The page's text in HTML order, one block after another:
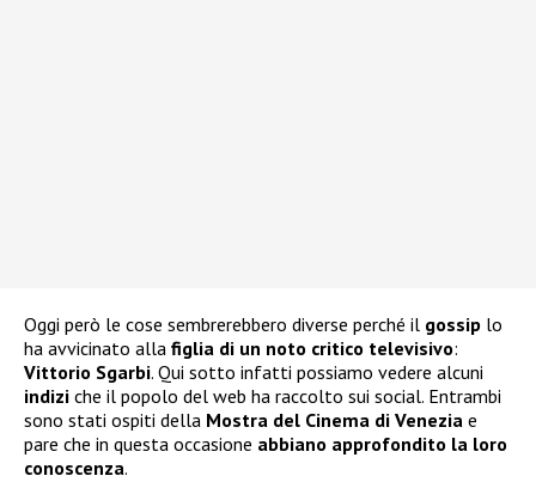
Oggi però le cose sembrerebbero diverse perché il gossip lo
ha avvicinato alla figlia di un noto critico televisivo:
Vittorio Sgarbi. Qui sotto infatti possiamo vedere alcuni
indizi che il popolo del web ha raccolto sui social. Entrambi
sono stati ospiti della Mostra del Cinema di Venezia e
pare che in questa occasione abbiano approfondito la loro
conoscenza.